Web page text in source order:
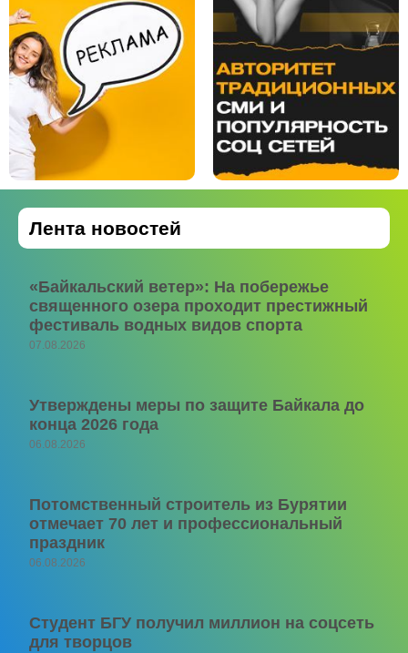
Лента новостей
«Байкальский ветер»: На побережье
священного озера проходит престижный
фестиваль водных видов спорта
07.08.2026
Утверждены меры по защите Байкала до
конца 2026 года
06.08.2026
Потомственный строитель из Бурятии
отмечает 70 лет и профессиональный
праздник
06.08.2026
Студент БГУ получил миллион на соцсеть
для творцов